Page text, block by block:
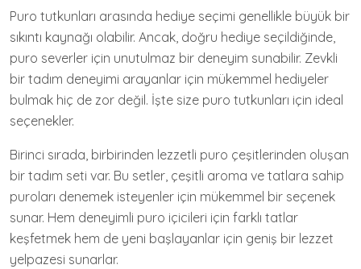
Puro tutkunları arasında hediye seçimi genellikle büyük bir
sıkıntı kaynağı olabilir. Ancak, doğru hediye seçildiğinde,
puro severler için unutulmaz bir deneyim sunabilir. Zevkli
bir tadım deneyimi arayanlar için mükemmel hediyeler
bulmak hiç de zor değil. İşte size puro tutkunları için ideal
seçenekler.
Birinci sırada, birbirinden lezzetli puro çeşitlerinden oluşan
bir tadım seti var. Bu setler, çeşitli aroma ve tatlara sahip
puroları denemek isteyenler için mükemmel bir seçenek
sunar. Hem deneyimli puro içicileri için farklı tatlar
keşfetmek hem de yeni başlayanlar için geniş bir lezzet
yelpazesi sunarlar.